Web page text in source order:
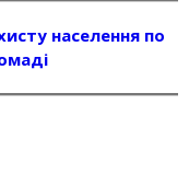
населення по